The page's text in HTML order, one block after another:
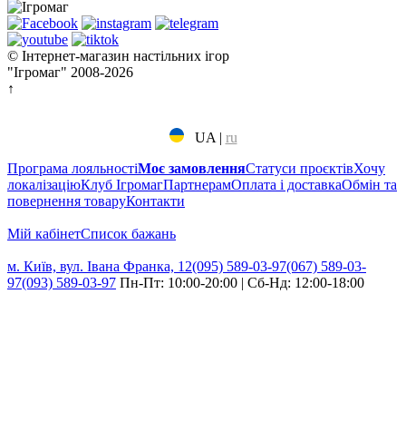
© Інтернет-магазин настільних ігор
"Ігромаг" 2008-2026
↑
UA| ru
Програма лояльностіМоє замовленняСтатуси проєктівХочу
локалізаціюКлуб ІгромагПартнерамОплата і доставкаОбмін та
повернення товаруКонтакти
Мій кабінетCписок бажань
м. Київ, вул. Івана Франка, 12(095) 589-03-97(067) 589-03-
97(093) 589-03-97 Пн-Пт: 10:00-20:00 | Сб-Нд: 12:00-18:00